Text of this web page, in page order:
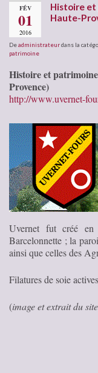
FÉV
01
2016
Histoire et
Haute-
Deadministrateurdans la
patrimoine
Histoire et
Provence)
http://www.uvernet-
Uvernet fut créé en
Barcelonnette ; la
ainsi que celles des
Filatures de soie
(image et extrait du